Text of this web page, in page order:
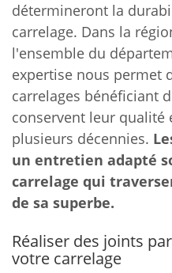
détermineront la
carrelage. Dans la
l'ensemble du
expertise nous permet
carrelages bénéficiant
conservent leur qualité
plusieurs décennies.
un entretien adapté
carrelage qui
de sa superbe.
Réaliser des joints
votre carrelage